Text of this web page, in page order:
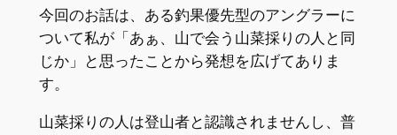
今回のお話は、ある釣果優先型のアングラーに
ついて私が「あぁ、山で会う山菜採りの人と同
じか」と思ったことから発想を広げてありま
す。
山菜採りの人は登山者と認識されませんし、普